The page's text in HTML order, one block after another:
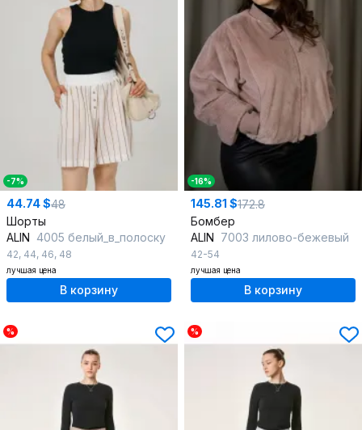
-7%
44.74 $48
Шорты
ALIN 4005 белый_в_полоску
42, 44, 46, 48
лучшая цена
В корзину
-16%
145.81 $172.8
Бомбер
ALIN 7003 лилово-бежевый
42-54
лучшая цена
В корзину
% %